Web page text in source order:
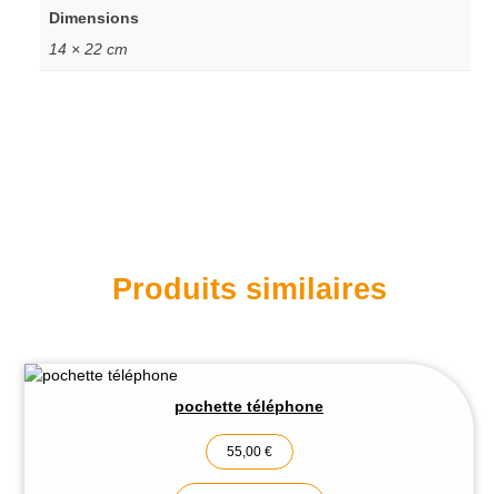
Dimensions
14 × 22 cm
Produits similaires
pochette téléphone
55,00 €